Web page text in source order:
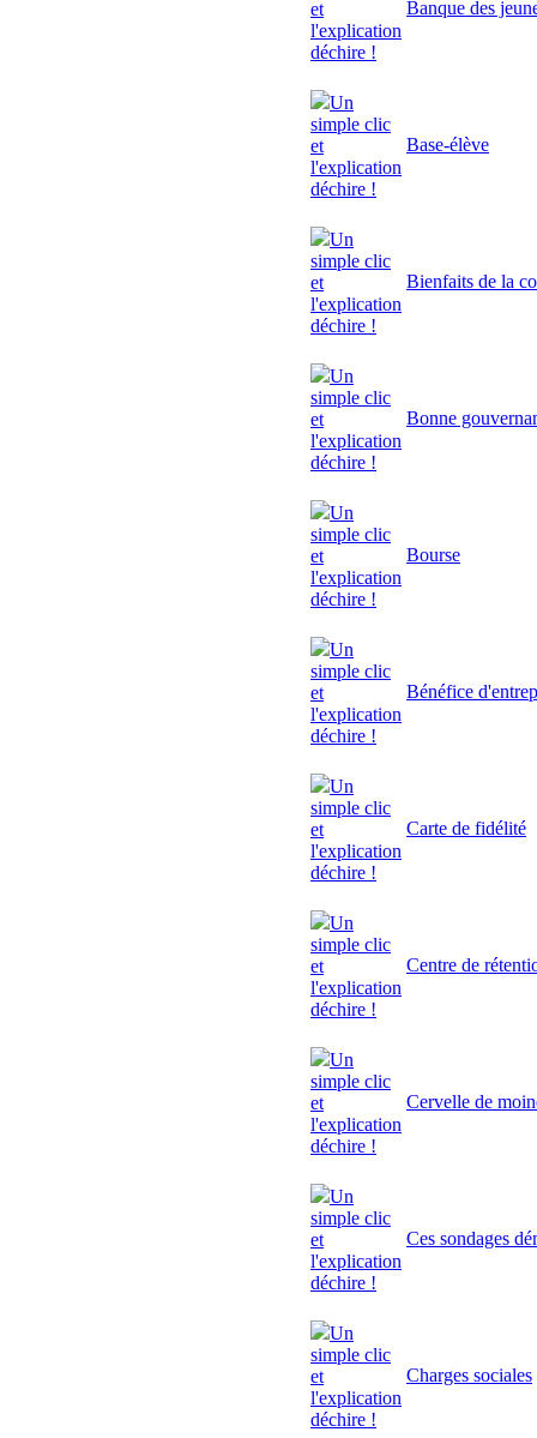
et
l'explication
déchire !
Banque des
Un
simple clic
et
l'explication
déchire !
Base-élève
Un
simple clic
et
l'explication
déchire !
Bienfaits de la
Un
simple clic
et
l'explication
déchire !
Bonne
Un
simple clic
et
l'explication
déchire !
Bourse
Un
simple clic
et
l'explication
déchire !
Bénéfice
Un
simple clic
et
l'explication
déchire !
Carte de fidélité
Un
simple clic
et
l'explication
déchire !
Centre de
Un
simple clic
et
l'explication
déchire !
Cervelle de
Un
simple clic
et
l'explication
déchire !
Ces sondages
Un
simple clic
et
l'explication
déchire !
Charges sociales